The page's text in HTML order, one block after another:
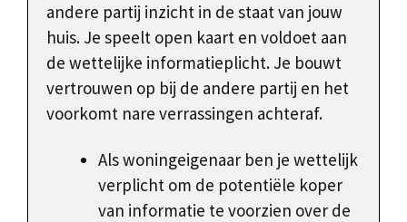
andere partij inzicht in de staat van jouw
huis. Je speelt open kaart en voldoet aan
de wettelijke informatieplicht. Je bouwt
vertrouwen op bij de andere partij en het
voorkomt nare verrassingen achteraf.
Als woningeigenaar ben je wettelijk
verplicht om de potentiële koper
van informatie te voorzien over de